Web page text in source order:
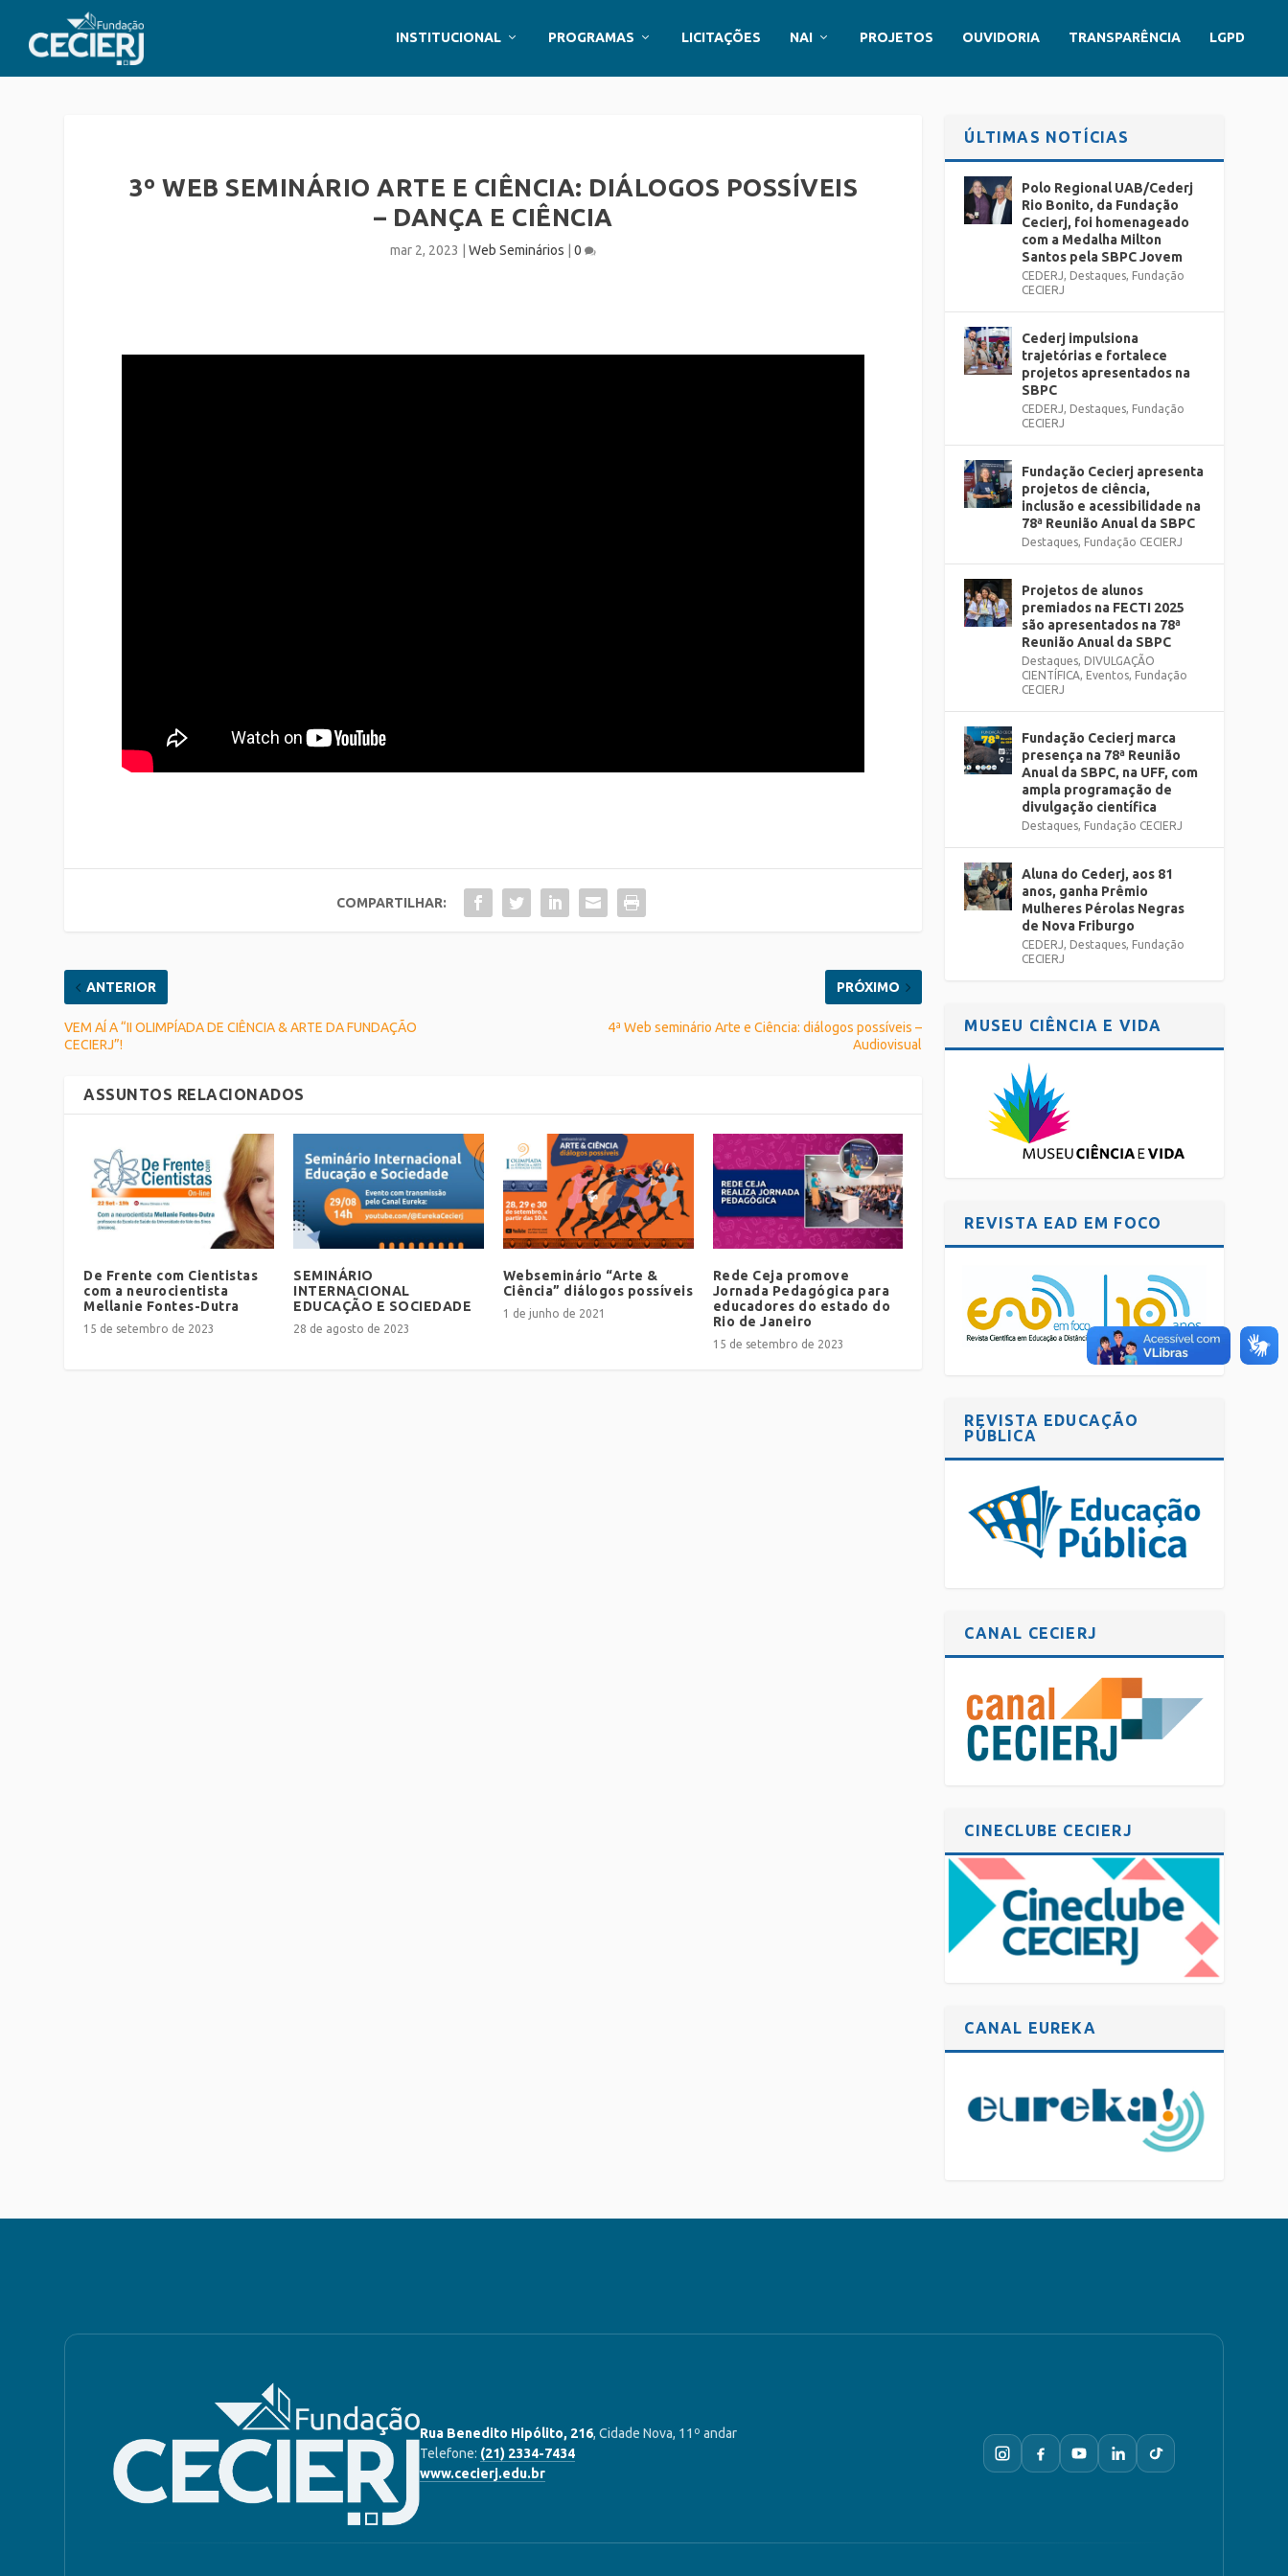
INSTITUCIONAL PROGRAMAS LICITAÇÕES NAI PROJETOS OUVIDORIA TRANSPARÊNCIA LGPD
3º WEB SEMINÁRIO ARTE E CIÊNCIA: DIÁLOGOS POSSÍVEIS
– DANÇA E CIÊNCIA
mar 2, 2023 |Web Seminários |0
COMPARTILHAR:
ANTERIOR
VEM AÍ A “II OLIMPÍADA DE CIÊNCIA & ARTE DA FUNDAÇÃO
CECIERJ”!
PRÓXIMO
4ª Web seminário Arte e Ciência: diálogos possíveis –
Audiovisual
ASSUNTOS RELACIONADOS
De Frente com Cientistas
com a neurocientista
Mellanie Fontes-Dutra
15 de setembro de 2023
SEMINÁRIO
INTERNACIONAL
EDUCAÇÃO E SOCIEDADE
28 de agosto de 2023
Webseminário “Arte &
Ciência” diálogos possíveis
1 de junho de 2021
Rede Ceja promove
Jornada Pedagógica para
educadores do estado do
Rio de Janeiro
15 de setembro de 2023
ÚLTIMAS NOTÍCIAS
Polo Regional UAB/Cederj
Rio Bonito, da Fundação
Cecierj, foi homenageado
com a Medalha Milton
Santos pela SBPC Jovem
CEDERJ, Destaques, Fundação
CECIERJ
Cederj impulsiona
trajetórias e fortalece
projetos apresentados na
SBPC
CEDERJ, Destaques, Fundação
CECIERJ
Fundação Cecierj apresenta
projetos de ciência,
inclusão e acessibilidade na
78ª Reunião Anual da SBPC
Destaques, Fundação CECIERJ
Projetos de alunos
premiados na FECTI 2025
são apresentados na 78ª
Reunião Anual da SBPC
Destaques, DIVULGAÇÃO
CIENTÍFICA, Eventos, Fundação
CECIERJ
Fundação Cecierj marca
presença na 78ª Reunião
Anual da SBPC, na UFF, com
ampla programação de
divulgação científica
Destaques, Fundação CECIERJ
Aluna do Cederj, aos 81
anos, ganha Prêmio
Mulheres Pérolas Negras
de Nova Friburgo
CEDERJ, Destaques, Fundação
CECIERJ
MUSEU CIÊNCIA E VIDA
REVISTA EAD EM FOCO
REVISTA EDUCAÇÃO
PÚBLICA
CANAL CECIERJ
CINECLUBE CECIERJ
CANAL EUREKA
Rua Benedito Hipólito, 216, Cidade Nova, 11º andar
Telefone: (21) 2334-7434
www.cecierj.edu.br